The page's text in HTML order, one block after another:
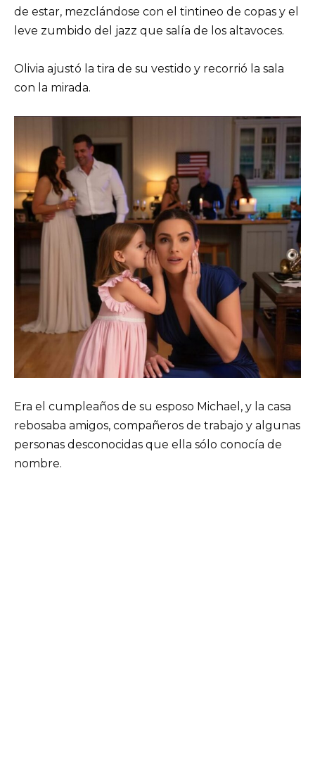
de estar, mezclándose con el tintineo de copas y el
leve zumbido del jazz que salía de los altavoces.
Olivia ajustó la tira de su vestido y recorrió la sala
con la mirada.
Era el cumpleaños de su esposo Michael, y la casa
rebosaba amigos, compañeros de trabajo y algunas
personas desconocidas que ella sólo conocía de
nombre.